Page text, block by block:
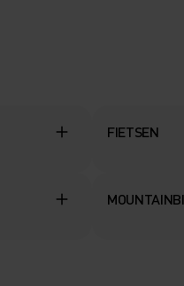
FIETSEN